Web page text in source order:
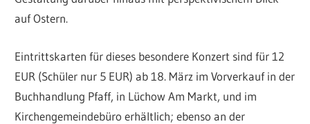
auf Ostern.
Eintrittskarten für dieses besondere Konzert sind für 12
EUR (Schüler nur 5 EUR) ab 18. März im Vorverkauf in der
Buchhandlung Pfaff, in Lüchow Am Markt, und im
Kirchengemeindebüro erhältlich; ebenso an der